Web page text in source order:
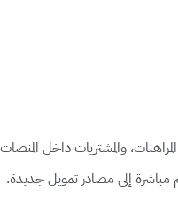
والمشتريات داخل
مباشرة إلى مصادر تمويل جديدة.